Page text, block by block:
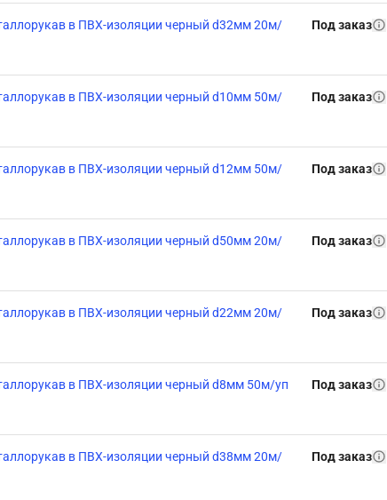
в ПВХ-изоляции черный d32мм 20м/
Под заказ
в ПВХ-изоляции черный d10мм 50м/
Под заказ
в ПВХ-изоляции черный d12мм 50м/
Под заказ
в ПВХ-изоляции черный d50мм 20м/
Под заказ
в ПВХ-изоляции черный d22мм 20м/
Под заказ
в ПВХ-изоляции черный d8мм 50м/уп Под заказ
в ПВХ-изоляции черный d38мм 20м/
Под заказ